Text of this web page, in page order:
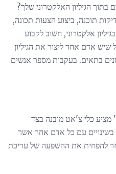
הגיליון האלקטרוני שלך?
תוכנה, ביצוע הצעות תכונה,
אלקטרוני, חשוב לקבוע
אדם אחד ליצור את הגיליון
בתאים. בעקבות מספר אנשים
'גיליונות אלקטרוניים של Google' מציע כלי צ'אט מובנה בצד
עם כל אדם אחר אשר
עוזר להפחית את ההשפעה של עריכת